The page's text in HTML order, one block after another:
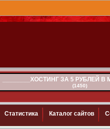
________ХОСТИНГ ЗА 5 РУБЛЕЙ В
(1450)
Статистика Каталог сайтов